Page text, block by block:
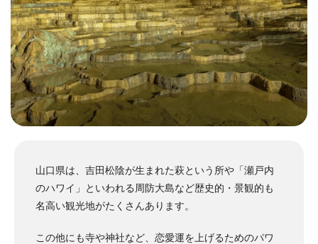
山口県は、吉田松陰が生まれた萩という所や「瀬戸内
のハワイ」といわれる周防大島など歴史的・景観的も
名高い観光地がたくさんあります。
この他にも寺や神社など、恋愛運を上げるためのパワ